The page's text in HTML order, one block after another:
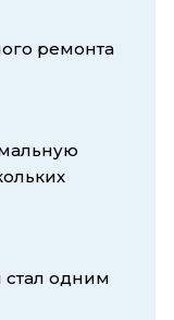
ремонта
стал одним